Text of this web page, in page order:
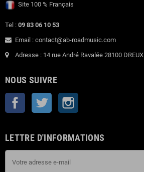
Site 100 % Français
Tel : 09 83 06 10 53
Email : contact@ab-roadmusic.com
Adresse : 14 rue André Ravalée 28100 DREUX
NOUS SUIVRE
Facebook Twitter
LETTRE D'INFORMATIONS